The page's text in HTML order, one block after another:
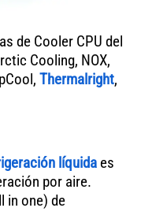
de Cooler CPU del
Cooling, NOX,
Thermalright,
líquida es
por aire.
in one) de